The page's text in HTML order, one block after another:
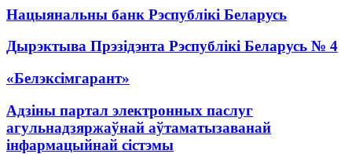
Нацыянальны банк Рэспублікі Беларусь
Дырэктыва Прэзідэнта Рэспублікі Беларусь № 4
«Белэксімгарант»
Адзіны партал электронных паслуг
агульнадзяржаўнай аўтаматызаванай
інфармацыйнай сістэмы